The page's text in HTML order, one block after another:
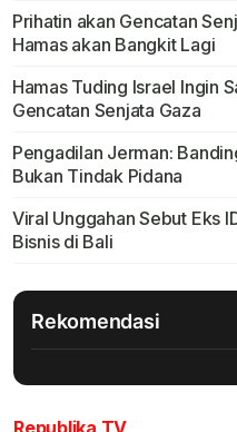
Prihatin akan Gencatan
Hamas akan Bangkit Lagi
Hamas Tuding Israel Ingin
Gencatan Senjata Gaza
Pengadilan Jerman:
Bukan Tindak Pidana
Viral Unggahan Sebut Eks
Bisnis di Bali
Rekomendasi